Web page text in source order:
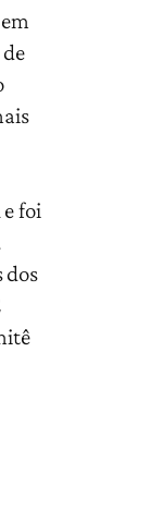
e foi
dos